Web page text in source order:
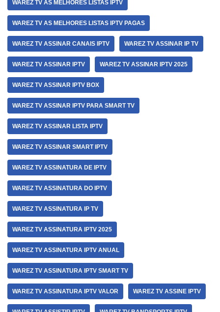
WAREZ TV AS MELHORES LISTAS IPTV
WAREZ TV AS MELHORES LISTAS IPTV PAGAS
WAREZ TV ASSINAR CANAIS IPTV WAREZ TV ASSINAR IP TV
WAREZ TV ASSINAR IPTV WAREZ TV ASSINAR IPTV 2025
WAREZ TV ASSINAR IPTV BOX
WAREZ TV ASSINAR IPTV PARA SMART TV
WAREZ TV ASSINAR LISTA IPTV
WAREZ TV ASSINAR SMART IPTV
WAREZ TV ASSINATURA DE IPTV
WAREZ TV ASSINATURA DO IPTV
WAREZ TV ASSINATURA IP TV
WAREZ TV ASSINATURA IPTV 2025
WAREZ TV ASSINATURA IPTV ANUAL
WAREZ TV ASSINATURA IPTV SMART TV
WAREZ TV ASSINATURA IPTV VALOR WAREZ TV ASSINE IPTV